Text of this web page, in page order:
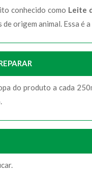
conhecido como Leite
origem animal. Essa é
do produto a cada